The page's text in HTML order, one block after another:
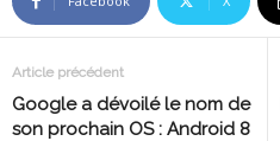
Article précédent
Google a dévoilé le nom de
son prochain OS : Android 8